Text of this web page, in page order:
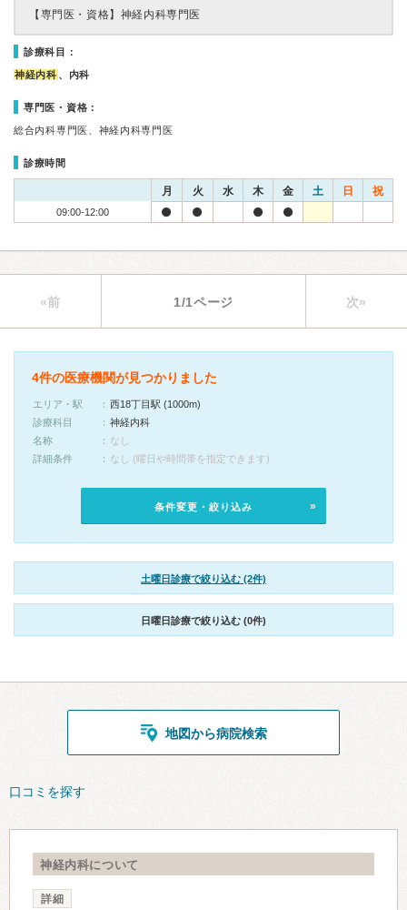
【専門医・資格】 神経内科専門医
診療科目：
神経内科 、内科
専門医・資格：
総合内科専門医、神経内科専門医
診療時間
月 火 水 木 金 土 日 祝
09:00-12:00
«前 1/1ページ 次»
4件の医療機関が見つかりました
エリア・駅
西18丁目駅 (1000m)
診療科目
神経内科
名称
なし
詳細条件
なし (曜日や時間帯を指定できます)
条件変更・絞り込み
土曜日診療で絞り込む (2件)
日曜日診療で絞り込む (0件)
地図から病院検索
口コミを探す
神経内科について
詳細